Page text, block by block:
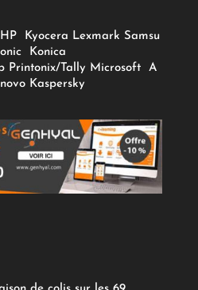
HP Kyocera Lexmark Samsu
Konica
Printonix/Tally Microsoft
A
Kaspersky